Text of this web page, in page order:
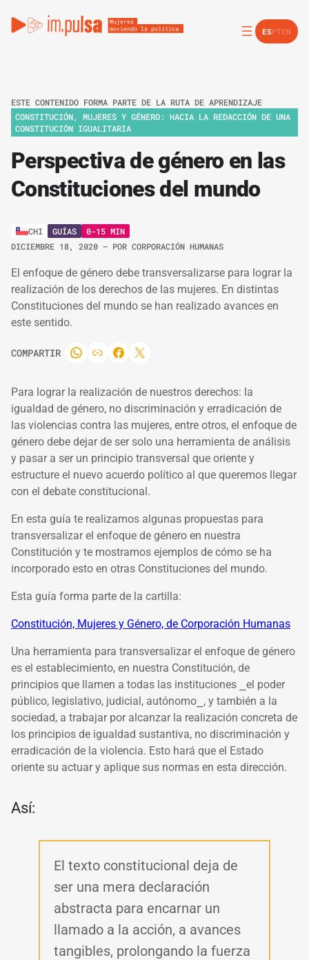
ESPTEN
ESTE CONTENIDO FORMA PARTE DE LA RUTA DE APRENDIZAJE
CONSTITUCIÓN, MUJERES Y GÉNERO: HACIA LA REDACCIÓN DE UNA
CONSTITUCIÓN IGUALITARIA
Perspectiva de género en las
Constituciones del mundo
CHI GUÍAS
0-15 MIN
DICIEMBRE 18, 2020 – POR CORPORACIÓN HUMANAS
El enfoque de género debe transversalizarse para lograr la
realización de los derechos de las mujeres. En distintas
Constituciones del mundo se han realizado avances en
este sentido.
COMPARTIR
Para lograr la realización de nuestros derechos: la
igualdad de género, no discriminación y erradicación de
las violencias contra las mujeres, entre otros, el enfoque de
género debe dejar de ser solo una herramienta de análisis
y pasar a ser un principio transversal que oriente y
estructure el nuevo acuerdo político al que queremos llegar
con el debate constitucional.
En esta guía te realizamos algunas propuestas para
transversalizar el enfoque de género en nuestra
Constitución y te mostramos ejemplos de cómo se ha
incorporado esto en otras Constituciones del mundo.
Esta guía forma parte de la cartilla:
Constitución, Mujeres y Género, de Corporación Humanas
Una herramienta para transversalizar el enfoque de género
es el establecimiento, en nuestra Constitución, de
principios que llamen a todas las instituciones
el poder
público, legislativo, judicial, autónomo , y también a la
sociedad, a trabajar por alcanzar la realización concreta de
los principios de igualdad sustantiva, no discriminación y
erradicación de la violencia. Esto hará que el Estado
oriente su actuar y aplique sus normas en esta dirección.
Así:
El texto constitucional deja de
ser una mera declaración
abstracta para encarnar un
llamado a la acción, a avances
tangibles, prolongando la fuerza